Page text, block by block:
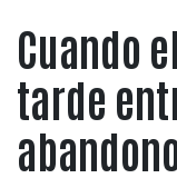
Cuando
tarde